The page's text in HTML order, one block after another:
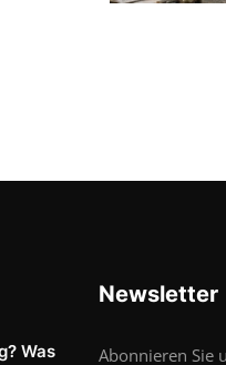
Was
Newsletter
Abonnieren Sie